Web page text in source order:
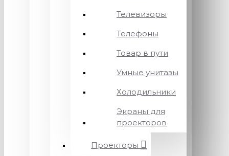
Телевизоры
Телефоны
Товар в пути
Умные унитазы
Холодильники
Экраны для
проекторов
Проекторы